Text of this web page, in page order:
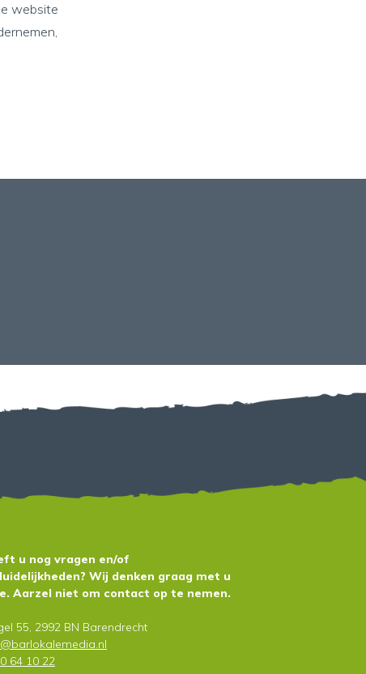
website
u nog vragen en/of
Wij denken graag met u
Aarzel niet om contact op te nemen.
55, 2992 BN Barendrecht
64 10 22